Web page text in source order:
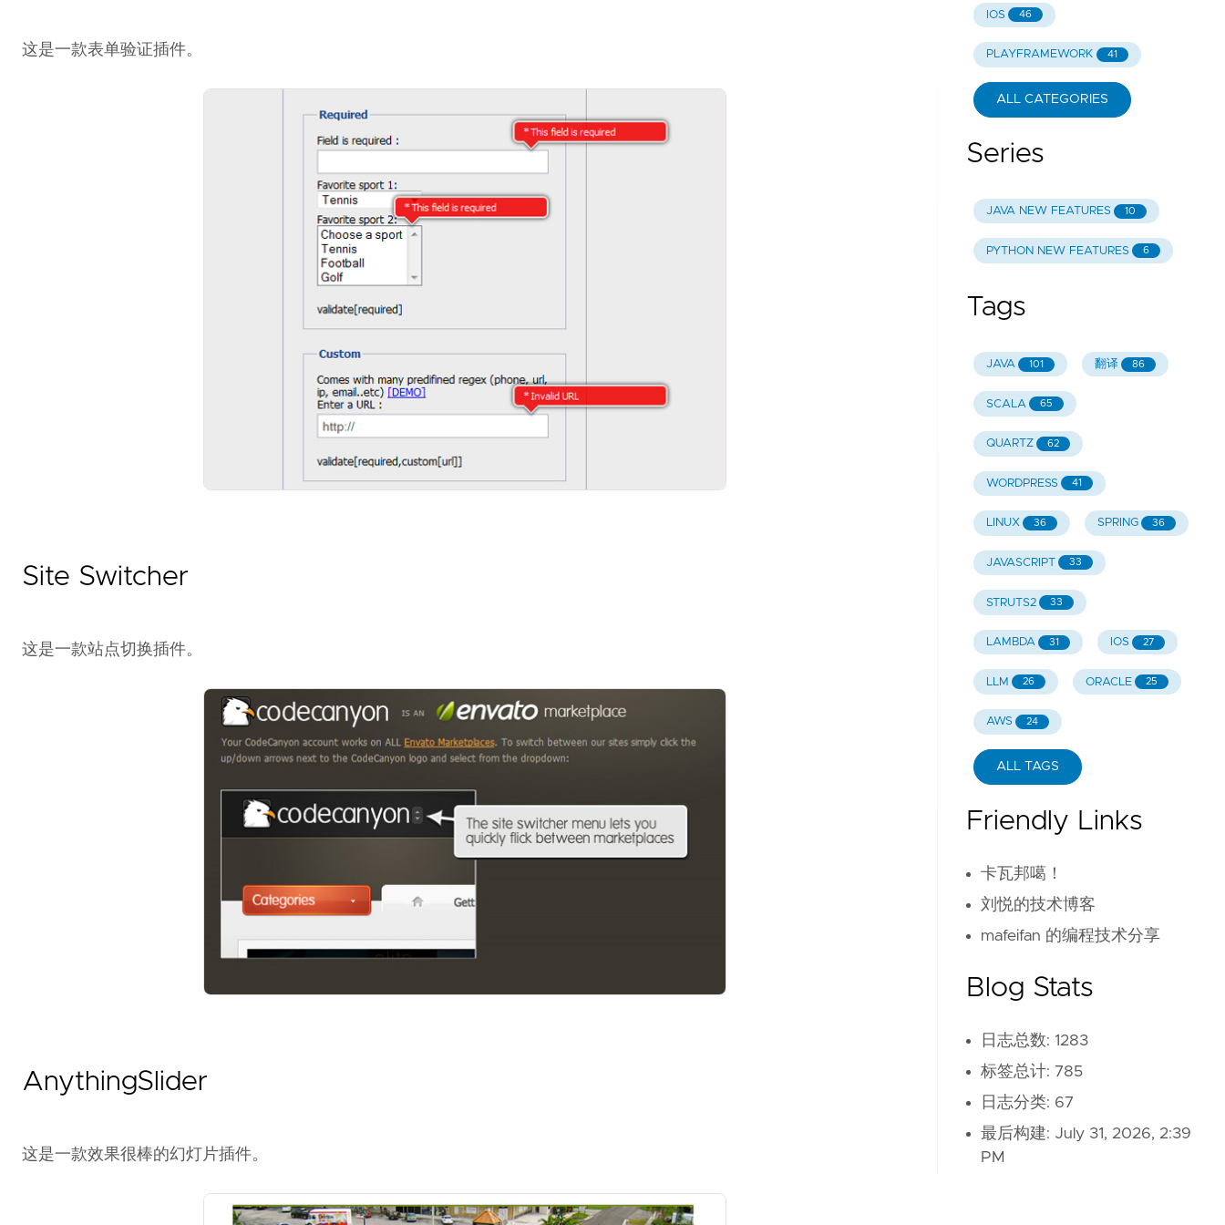
这是一款表单验证插件。
Site Switcher
这是一款站点切换插件。
AnythingSlider
这是一款效果很棒的幻灯片插件。
IOS 46
PLAYFRAMEWORK 41
ALL CATEGORIES
Series
JAVA NEW FEATURES 10
PYTHON NEW FEATURES 6
Tags
JAVA 101 翻译 86
SCALA 65
QUARTZ 62
WORDPRESS 41
LINUX 36 SPRING 36
JAVASCRIPT 33
STRUTS2 33
LAMBDA 31 IOS 27
LLM 26 ORACLE 25
AWS 24
ALL TAGS
Friendly Links
卡瓦邦噶！
刘悦的技术博客
mafeifan 的编程技术分享
Blog Stats
日志总数: 1283
标签总计: 785
日志分类: 67
最后构建: July 31, 2026, 2:39
PM